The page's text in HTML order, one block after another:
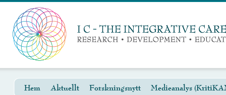
Hem Aktuellt Forskningsnytt Medieanalys